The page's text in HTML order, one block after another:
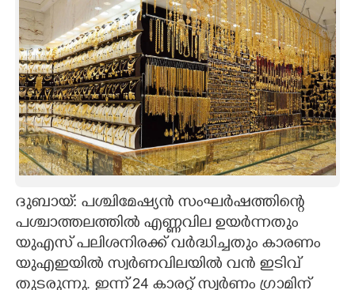
SPIRITUAL
INFO+
ART
ASTRO
CARTOONS
LITERATURE
ദുബായ്: പശ്ചിമേഷ്യൻ സംഘർഷത്തിന്റെ
പശ്ചാത്തലത്തിൽ എണ്ണവില ഉയർന്നതും
യുഎസ് പലിശനിരക്ക് വർദ്ധിച്ചതും കാരണം
യുഎഇയിൽ സ്വർണവിലയിൽ വൻ ഇടിവ്
തുടരുന്നു. ഇന്ന് 24 കാരറ്റ് സ്വർണം ഗ്രാമിന്